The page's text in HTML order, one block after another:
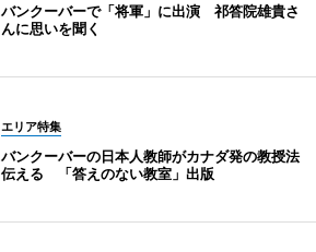
バンクーバーで「将軍」に出演 祁答院雄貴さ
んに思いを聞く
エリア特集
バンクーバーの日本人教師がカナダ発の教授法
伝える 「答えのない教室」出版